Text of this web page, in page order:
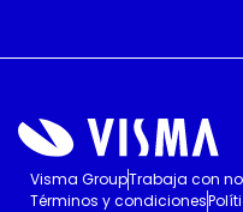
Visma GroupTrabaja con
Términos y condiciones